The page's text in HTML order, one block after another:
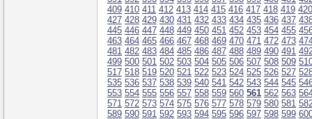
409 410 411 412 413 414 415 416 417 418 419 420
427 428 429 430 431 432 433 434 435 436 437
445 446 447 448 449 450 451 452 453 454 455
463 464 465 466 467 468 469 470 471 472 473
481 482 483 484 485 486 487 488 489 490 491
499 500 501 502 503 504 505 506 507 508 509
517 518 519 520 521 522 523 524 525 526 527
535 536 537 538 539 540 541 542 543 544 545
553 554 555 556 557 558 559 560 561 562 563
571 572 573 574 575 576 577 578 579 580 581
589 590 591 592 593 594 595 596 597 598 599